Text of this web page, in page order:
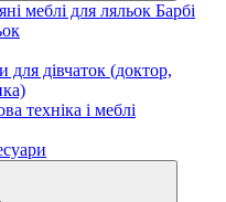
меблі для ляльок Барбі
для дівчаток (доктор,
техніка і меблі